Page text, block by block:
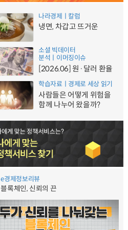
나라경제ㅣ칼럼
냉면, 차갑고 뜨거운
소셜 빅데이터
분석ㅣ이머징이슈
[2026.06] 원·달러 환율
학습자료ㅣ경제로 세상 읽기
사람들은 어떻게 위험을
함께 나누어 왔을까?
e경제정보리뷰
블록체인, 신뢰의 끈